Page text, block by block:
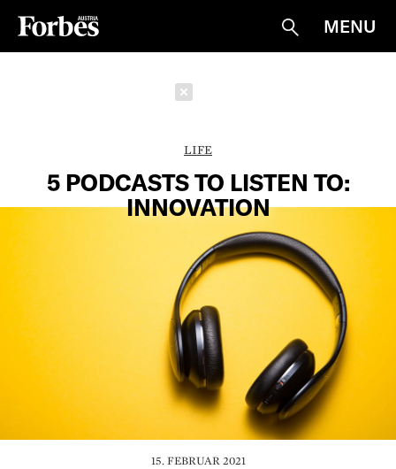
Suche
MENU
LIFE
5 PODCASTS TO LISTEN TO:
INNOVATION
15. FEBRUAR 2021